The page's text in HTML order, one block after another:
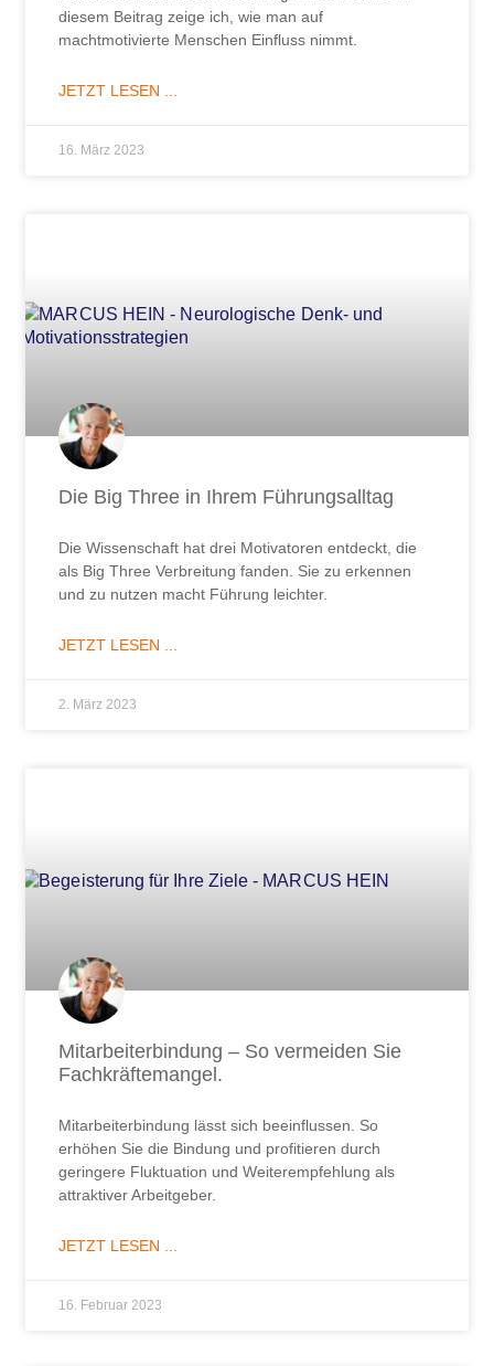
diesem Beitrag zeige ich, wie man auf
machtmotivierte Menschen Einfluss nimmt.
JETZT LESEN ...
16. März 2023
Die Big Three in Ihrem Führungsalltag
Die Wissenschaft hat drei Motivatoren entdeckt, die
als Big Three Verbreitung fanden. Sie zu erkennen
und zu nutzen macht Führung leichter.
JETZT LESEN ...
2. März 2023
Mitarbeiterbindung – So vermeiden Sie
Fachkräftemangel.
Mitarbeiterbindung lässt sich beeinflussen. So
erhöhen Sie die Bindung und profitieren durch
geringere Fluktuation und Weiterempfehlung als
attraktiver Arbeitgeber.
JETZT LESEN ...
16. Februar 2023